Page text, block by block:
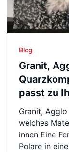
Blog
Granit,
passt zu
Granit,
welches
innen Eine Fensterbank aus Agglo Marmor
Polare in